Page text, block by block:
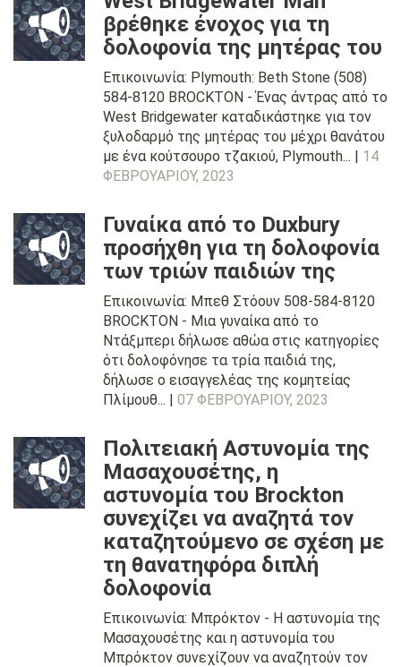
βρέθηκε ένοχος για τη
δολοφονία της μητέρας του
Επικοινωνία: Plymouth: Beth Stone (508)
584-8120 BROCKTON - Ένας άντρας από το
West Bridgewater καταδικάστηκε για τον
ξυλοδαρμό της μητέρας του μέχρι θανάτου
με ένα κούτσουρο τζακιού, Plymouth... | 14
ΦΕΒΡΟΥΑΡΊΟΥ, 2023
Γυναίκα από το Duxbury
προσήχθη για τη δολοφονία
των τριών παιδιών της
Επικοινωνία: Μπεθ Στόουν 508-584-8120
BROCKTON - Μια γυναίκα από το
Ντάξμπερι δήλωσε αθώα στις κατηγορίες
ότι δολοφόνησε τα τρία παιδιά της,
δήλωσε ο εισαγγελέας της κομητείας
Πλίμουθ... | 07 ΦΕΒΡΟΥΑΡΊΟΥ, 2023
Πολιτειακή Αστυνομία της
Μασαχουσέτης, η
αστυνομία του Brockton
συνεχίζει να αναζητά τον
καταζητούμενο σε σχέση με
τη θανατηφόρα διπλή
δολοφονία
Επικοινωνία: Μπρόκτον - Η αστυνομία της
Μασαχουσέτης και η αστυνομία του
Μπρόκτον συνεχίζουν να αναζητούν τον